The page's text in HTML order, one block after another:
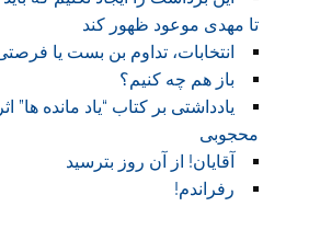
تا مهدی موعود ظهور کند
انتخابات، تداوم بن بست یا
باز هم چه کنیم؟
یادداشتی بر کتاب “یاد مانده ها”
محجوبی
آقایان! از آن روز بترسید
رفراندم!